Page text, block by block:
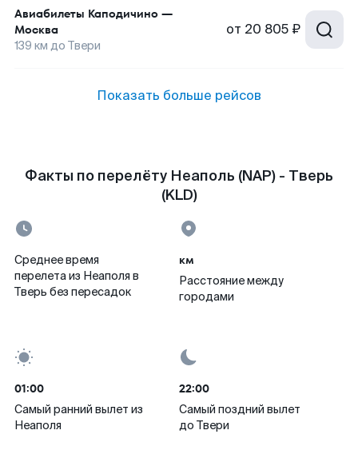
Авиабилеты Каподичино —
Москва
139 км до Твери
от 20 805 ₽
Показать больше рейсов
Факты по перелёту Неаполь (NAP) - Тверь
(KLD)
Среднее время
перелета из Неаполя в
Тверь без пересадок
км
Расстояние между
городами
01:00
Самый ранний вылет из
Неаполя
22:00
Самый поздний вылет
до Твери